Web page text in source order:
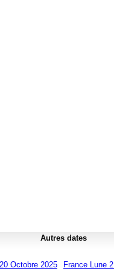
Autres dates
Octobre 2025
France Lune